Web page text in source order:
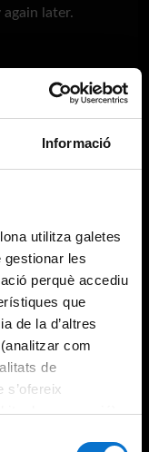
Informació
utilitza galetes
gestionar les
perquè accediu
que
de la d’altres
com
de
s’ofereix
de navegació).
later.